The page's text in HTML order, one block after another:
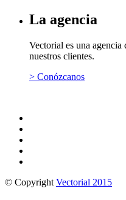
La agencia
Vectorial es una
nuestros clientes.
> Conózcanos
© Copyright Vectorial 2015